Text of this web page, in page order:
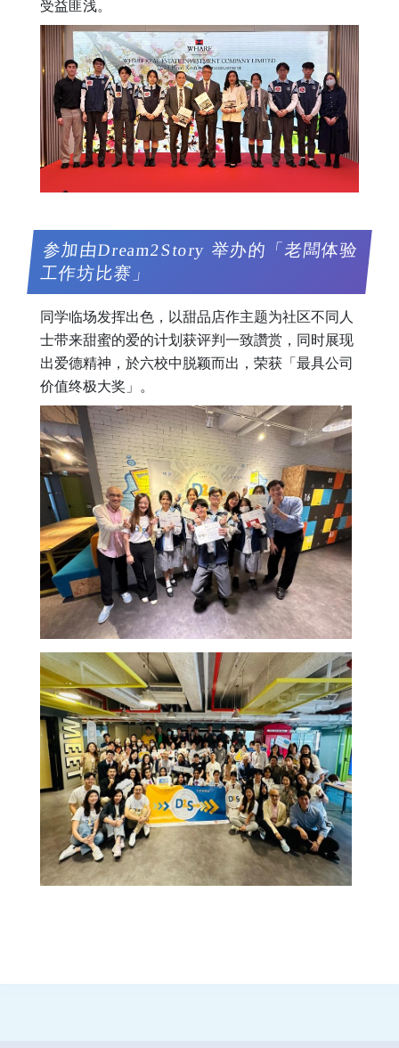
受益匪浅。
参加由Dream2Story 举办的「老闆体验
工作坊比赛」
同学临场发挥出色，以甜品店作主题为社区不同人
士带来甜蜜的爱的计划获评判一致讚赏，同时展现
出爱德精神，於六校中脱颖而出，荣获「最具公司
价值终极大奖」。